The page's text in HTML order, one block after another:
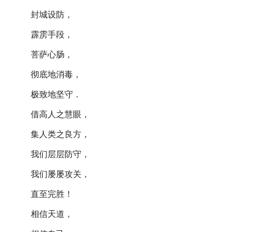
封城设防，
霹雳手段，
菩萨心肠，
彻底地消毒，
极致地坚守．
借高人之慧眼，
集人类之良方，
我们层层防守，
我们屡屡攻关，
直至完胜！
相信天道，